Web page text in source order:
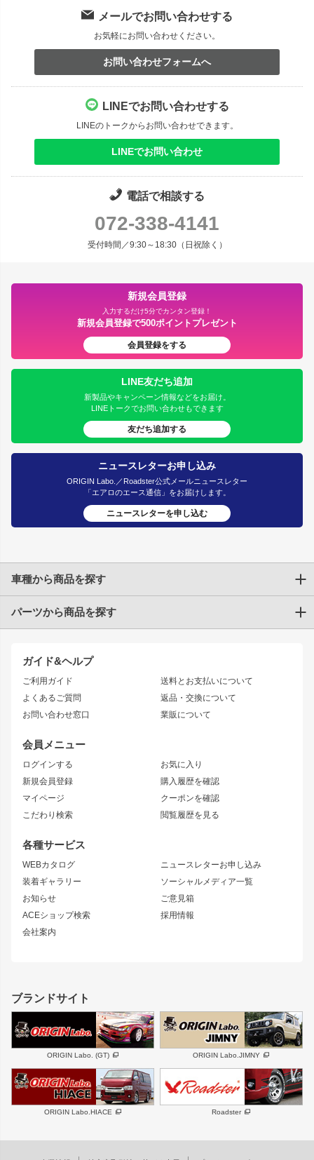
メールでお問い合わせする
お気軽にお問い合わせください。
お問い合わせフォームへ
LINEでお問い合わせする
LINEのトークからお問い合わせできます。
LINEでお問い合わせ
電話で相談する
072-338-4141
受付時間／9:30～18:30（日祝除く）
新規会員登録
入力するだけ5分でカンタン登録！
新規会員登録で500ポイントプレゼント
会員登録をする
LINE友だち追加
新製品やキャンペーン情報などをお届け。
LINEトークでお問い合わせもできます
友だち追加する
ニュースレターお申し込み
ORIGIN Labo.／Roadster公式メールニュースレター
「エアロのエース通信」をお届けします。
ニュースレターを申し込む
ガイド&ヘルプ
ご利用ガイド
よくあるご質問
お問い合わせ窓口
送料とお支払いについて
返品・交換について
業販について
会員メニュー
ログインする
新規会員登録
マイページ
こだわり検索
お気に入り
購入履歴を確認
クーポンを確認
閲覧履歴を見る
各種サービス
WEBカタログ
装着ギャラリー
お知らせ
ACEショップ検索
会社案内
ニュースレターお申し込み
ソーシャルメディア一覧
ご意見箱
採用情報
車種から商品を探す
トヨタ
JZX90 CHASER
JZX110 MARK II
JZX100 MARK II
JZX90 MARK II
トレノ
マークX
アリスト
ソアラ
アルテッツァ
ニッサン
S15 シルビア
S14 シルビア 後期
S13 シルビア
180SX
シルエイティ
ワンビア
ローレル
セフィーロ
キャラバン
スズキ
GS350
SC
スバル 三菱
デリカ D:5
軽自動車 汎用
パーツから商品を探す
エアロシリーズ
ドリフトライン
風神
雷神
レーシングライン
アタックライン
ストリームライン
リアウイング
ジムニーパーツ
ホイール
MUD-S7
MUD-SR7
まつど家 鉄漢
ボンネット
フェンダー
サイドパーツ
リアゲート
メンテナンスパーツ
ハイエースパーツ
ホイール
DAYTONA-RS
DAYTONA-RS NEO
エアロシリーズ
ブランドサイト
ORIGIN Labo. (GT) ORIGIN Labo.JIMNY
ORIGIN Labo.HIACE Roadster